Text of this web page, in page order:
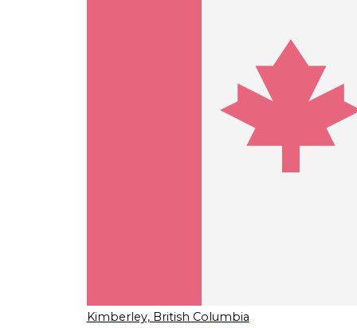
Kimberley, British Columbia